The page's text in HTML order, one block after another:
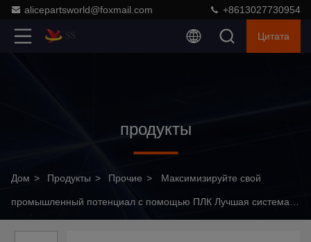
alicepartsworld@foxmail.com +8613027730954
Цитата
продукты
Дом > Продукты > Прочие > Максимизируйте свой
промышленный потенциал с помощью ПЛК Лучшая система